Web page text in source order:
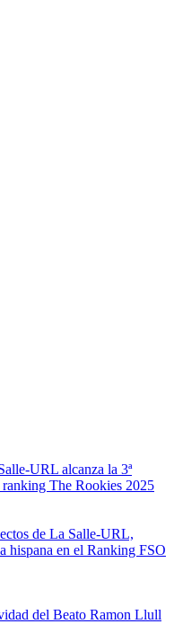
URL alcanza la 3ª
The Rookies 2025
de La Salle-URL,
hispana en el Ranking FSO
del Beato Ramon Llull